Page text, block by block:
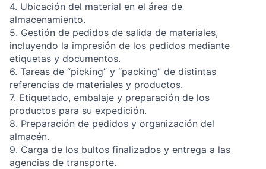
4. Ubicación del material en el área de
almacenamiento.
5. Gestión de pedidos de salida de materiales,
incluyendo la impresión de los pedidos mediante
etiquetas y documentos.
6. Tareas de “picking” y “packing” de distintas
referencias de materiales y productos.
7. Etiquetado, embalaje y preparación de los
productos para su expedición.
8. Preparación de pedidos y organización del
almacén.
9. Carga de los bultos finalizados y entrega a las
agencias de transporte.